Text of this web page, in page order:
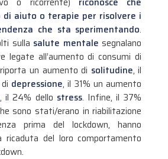
di aiuto o terapie per risolvere i
che sta sperimentando.
sulla salute mentale segnalano
legate all’aumento di consumi di
un aumento di solitudine, il
depressione, il 31% un aumento
, il 24% dello stress. Infine, il 37%
sono stati/erano in riabilitazione
prima del lockdown, hanno
ricaduta del loro comportamento